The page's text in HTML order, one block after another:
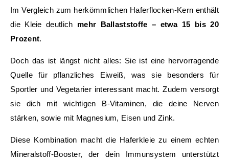
Im Vergleich zum herkömmlichen Haferflocken-Kern enthält
die Kleie deutlich mehr Ballaststoffe – etwa 15 bis 20
Prozent.
Doch das ist längst nicht alles: Sie ist eine hervorragende
Quelle für pflanzliches Eiweiß, was sie besonders für
Sportler und Vegetarier interessant macht. Zudem versorgt
sie dich mit wichtigen B-Vitaminen, die deine Nerven
stärken, sowie mit Magnesium, Eisen und Zink.
Diese Kombination macht die Haferkleie zu einem echten
Mineralstoff-Booster, der dein Immunsystem unterstützt